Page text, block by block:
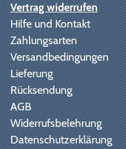
Vertrag widerrufen
Hilfe und Kontakt
Zahlungsarten
Versandbedingungen
Lieferung
Rücksendung
AGB
Widerrufsbelehrung
Datenschutzerklärung